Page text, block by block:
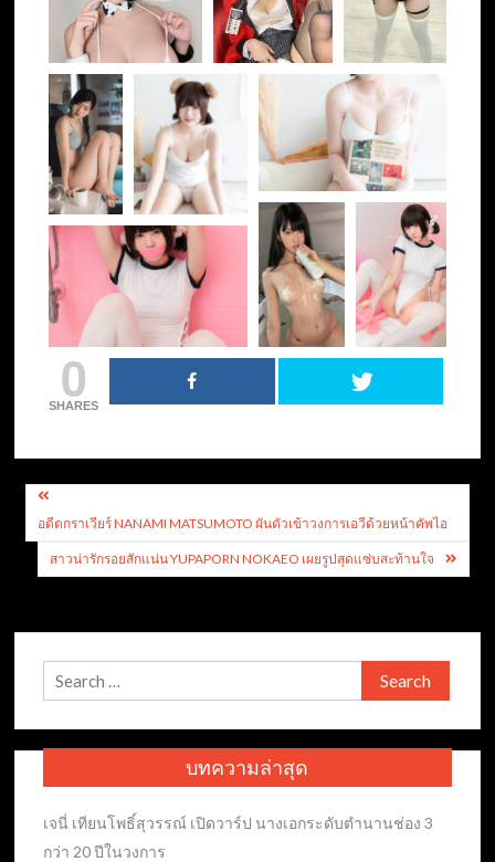
0
SHARES
Post
navigation
อดีตกราเวียร์ NANAMI MATSUMOTO ผันตัวเข้าวงการเอวีด้วยหน้าคัพไอ
สาวน่ารักรอยสักแน่น YUPAPORN NOKAEO เผยรูปสุดแซ่บสะท้านใจ
Search
for:
บทความล่าสุด
เจนี่ เทียนโพธิ์สุวรรณ์ เปิดวาร์ป นางเอกระดับตำนานช่อง 3
กว่า 20 ปีในวงการ